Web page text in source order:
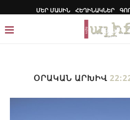
ՄԵՐ ՄԱՍԻՆ ՀԵՂԻՆԱԿՆԵՐ
ՕՐԱԿԱՆ ԱՐԽԻՎ